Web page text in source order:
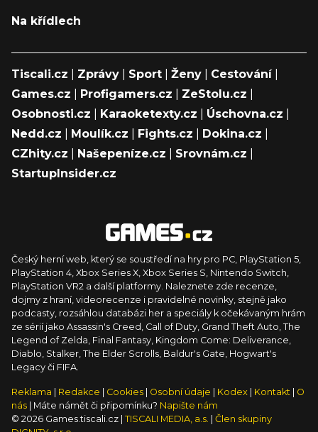
Na křídlech
Tiscali.cz Zprávy Sport Ženy Cestování|
Games.cz
Profigamers.cz ZeStolu.cz
Osobnosti.cz
Karaoketexty.cz Úschovna.cz
Nedd.cz
Moulík.cz Fights.cz Dokina.cz
CZhity.cz
Našepeníze.cz Srovnám.cz
StartupInsider.cz
Český herní web, který se soustředí na hry pro PC, PlayStation 5,
PlayStation 4, Xbox Series X, Xbox Series S, Nintendo Switch,
PlayStation VR2 a další platformy. Naleznete zde recenze,
dojmy z hraní, videorecenze i pravidelné novinky, stejně jako
podcasty, rozsáhlou databázi her a speciály k očekávaným hrám
ze sérií jako Assassin's Creed, Call of Duty, Grand Theft Auto, The
Legend of Zelda, Final Fantasy, Kingdom Come: Deliverance,
Diablo, Stalker, The Elder Scrolls, Baldur's Gate, Hogwart's
Legacy či FIFA.
Reklama Redakce Cookies Osobní údaje Kodex Kontakt
O
nás
| Máte námět či připomínku? Napište nám
© 2026 Games.tiscali.cz | TISCALI MEDIA, a.s.
Člen skupiny